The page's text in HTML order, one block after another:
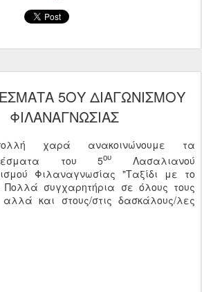
5ΟΥ ΔΙΑΓΩΝΙΣΜΟΥ
ΦΙΛΑΝΑΓΝΩΣΙΑΣ
χαρά ανακοινώνουμε τα
του 5ου
Λασαλιανού
Φιλαναγνωσίας "Ταξίδι με το
Πολλά συγχαρητήρια σε όλους τους
και στους/στις δασκάλους/λες